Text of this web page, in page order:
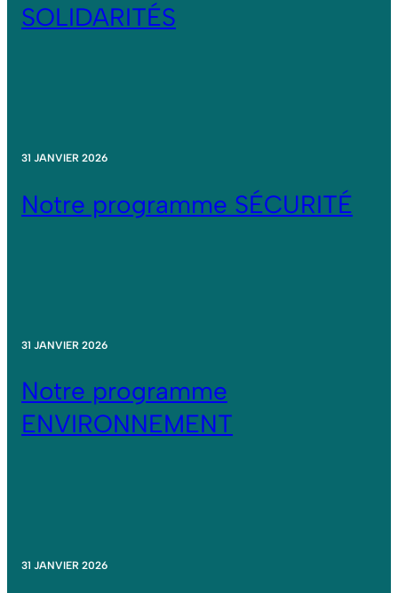
SOLIDARITÉS
31 JANVIER 2026
Notre programme SÉCURITÉ
31 JANVIER 2026
Notre programme
ENVIRONNEMENT
31 JANVIER 2026